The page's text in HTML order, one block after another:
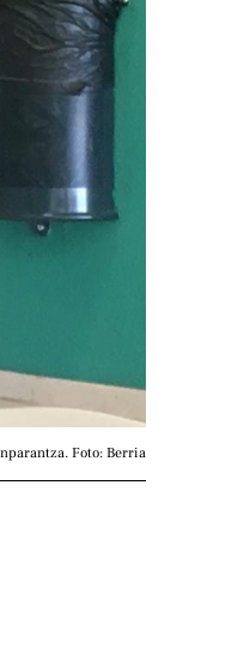
Foto: Berria